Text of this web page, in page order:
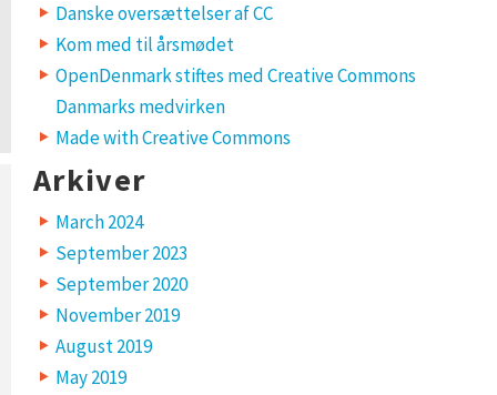
Danske oversættelser af CC
Kom med til årsmødet
OpenDenmark stiftes med Creative Commons
Danmarks medvirken
Made with Creative Commons
Arkiver
March 2024
September 2023
September 2020
November 2019
August 2019
May 2019